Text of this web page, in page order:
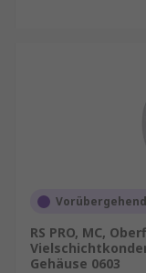
RS PRO, MC,
Gehäuse 0603